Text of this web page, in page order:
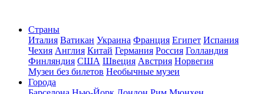
Страны
Италия Ватикан Украина Франция Египет Испания
Чехия Англия Китай Германия Россия Голландия
Финляндия США Швеция Австрия Норвегия
Музеи без билетов Необычные музеи
Города